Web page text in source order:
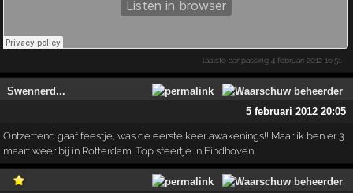
laatste aanpassing4 februari 2012 16:51
Swennerd...
5 februari 2012 20:05
Ontzettend gaaf feestje, was de eerste keer awakenings!! Maar ik ben er 3
maart weer bij in Rotterdam. Top sfeertje in Eindhoven